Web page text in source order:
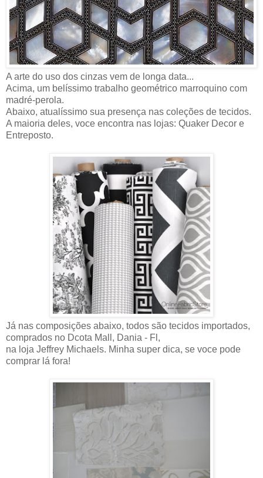
A arte do uso dos cinzas vem de longa data...
Acima, um belíssimo trabalho geométrico marroquino com
madré-perola.
Abaixo, atualíssimo sua presença nas coleções de tecidos.
A maioria deles, voce encontra nas lojas: Quaker Decor e
Entreposto.
Já nas composições abaixo, todos são tecidos importados,
comprados no Dcota Mall, Dania - Fl,
na loja Jeffrey Michaels. Minha super dica, se voce pode
comprar lá fora!